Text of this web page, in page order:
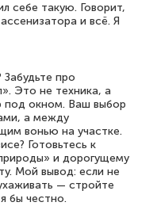
себе такую. Говорит,
и всё. Я
про
Это не техника, а
под окном. Ваш выбор
а между
вонью на участке.
Готовьтесь к
и дорогущему
Мой вывод: если не
— стройте
бы честно.